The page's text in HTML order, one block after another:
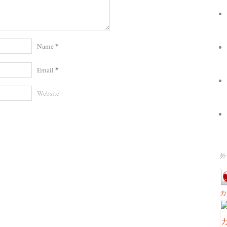
Name*
Email *
Website